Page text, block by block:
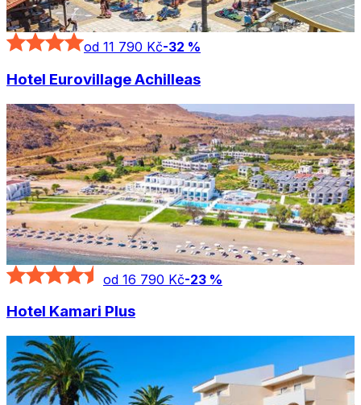
od 11 790 Kč-32 %
Hotel Eurovillage Achilleas
od 16 790 Kč-23 %
Hotel Kamari Plus